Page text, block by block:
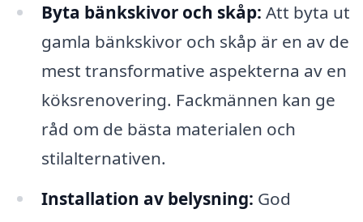
Byta bänkskivor och skåp: Att byta ut
gamla bänkskivor och skåp är en av de
mest transformative aspekterna av en
köksrenovering. Fackmännen kan ge
råd om de bästa materialen och
stilalternativen.
Installation av belysning: God